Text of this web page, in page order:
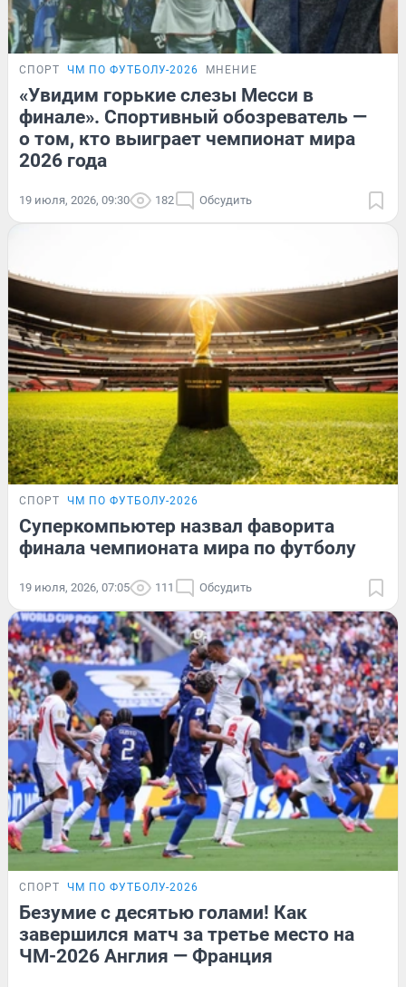
СПОРТ ЧМ ПО ФУТБОЛУ-2026 МНЕНИЕ
«Увидим горькие слезы Месси в
финале». Спортивный обозреватель —
о том, кто выиграет чемпионат мира
2026 года
19 июля, 2026, 09:30 182 Обсудить
СПОРТ ЧМ ПО ФУТБОЛУ-2026
Суперкомпьютер назвал фаворита
финала чемпионата мира по футболу
19 июля, 2026, 07:05 111 Обсудить
СПОРТ ЧМ ПО ФУТБОЛУ-2026
Безумие с десятью голами! Как
завершился матч за третье место на
ЧМ-2026 Англия — Франция